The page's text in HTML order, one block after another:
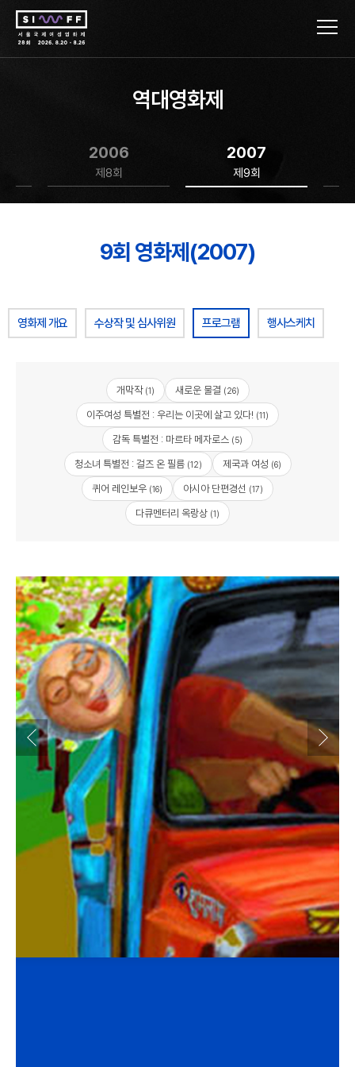
역대영화제
2006
제8회
2007
제9회
9회 영화제(2007)
영화제 개요 수상작 및 심사위원 프로그램 행사스케치
개막작(1) 새로운 물결 (26)
이주여성 특별전 : 우리는 이곳에 살고 있다! (11)
감독 특별전 : 마르타 메자로스 (5)
청소녀 특별전 : 걸즈 온 필름(12) 제국과 여성 (6)
퀴어 레인보우 (16) 아시아 단편경선 (17)
다큐멘터리 옥랑상 (1)